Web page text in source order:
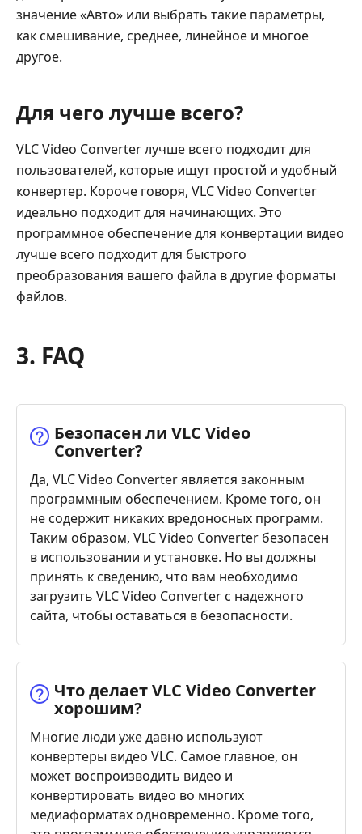
значение «Авто» или выбрать такие параметры,
как смешивание, среднее, линейное и многое
другое.
Для чего лучше всего?
VLC Video Converter лучше всего подходит для
пользователей, которые ищут простой и удобный
конвертер. Короче говоря, VLC Video Converter
идеально подходит для начинающих. Это
программное обеспечение для конвертации видео
лучше всего подходит для быстрого
преобразования вашего файла в другие форматы
файлов.
3. FAQ
Безопасен ли VLC Video
Converter?
Да, VLC Video Converter является законным
программным обеспечением. Кроме того, он
не содержит никаких вредоносных программ.
Таким образом, VLC Video Converter безопасен
в использовании и установке. Но вы должны
принять к сведению, что вам необходимо
загрузить VLC Video Converter с надежного
сайта, чтобы оставаться в безопасности.
Что делает VLC Video Converter
хорошим?
Многие люди уже давно используют
конвертеры видео VLC. Самое главное, он
может воспроизводить видео и
конвертировать видео во многих
медиаформатах одновременно. Кроме того,